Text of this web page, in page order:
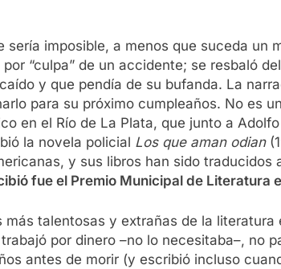
imposible, a menos que suceda un
“culpa” de un accidente; se resbaló
y que pendía de su bufanda. La
para su próximo cumpleaños. No es
en el Río de La Plata, que junto a
la novela policial Los que aman odian
y sus libros han sido traducidos
fue el Premio Municipal de Literatura
talentosas y extrañas de la literatura
por dinero –no lo necesitaba–, no
antes de morir (y escribió incluso